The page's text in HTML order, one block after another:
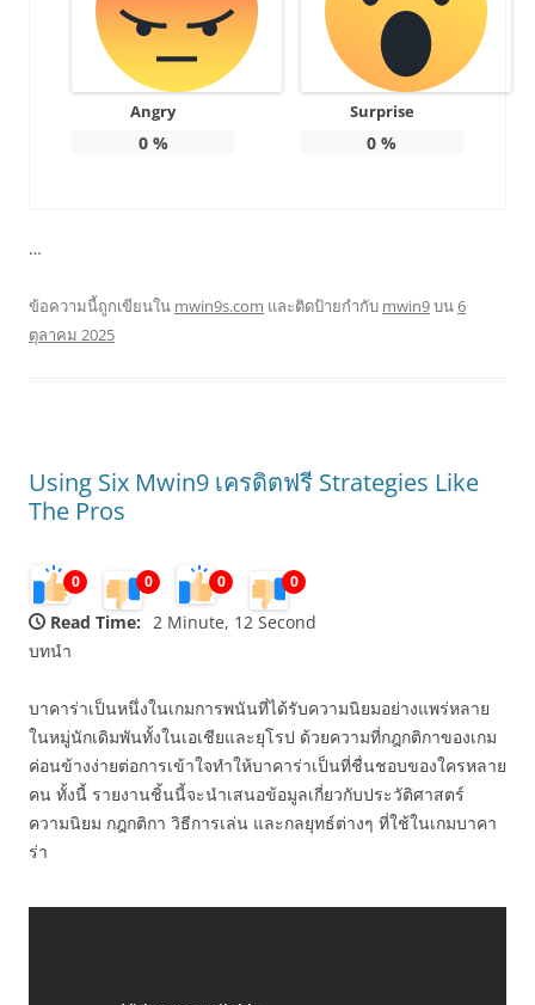
Angry
0%
Surprise
0 %
…
ข้อความนี้ถูกเขียนใน mwin9s.com และติดป้ายกำกับ mwin9บน6
ตุลาคม 2025
Using Six Mwin9 เครดิตฟรี Strategies Like
The Pros
0 0 0 0
Read Time: 2 Minute, 12 Second
บทนำ
บาคาร่าเป็นหนึ่งในเกมการพนันที่ได้รับความนิยมอย่างแพร่หลาย
ในหมู่นักเดิมพันทั้งในเอเชียและยุโรป ด้วยความที่กฎกติกาของเกม
ค่อนข้างง่ายต่อการเข้าใจทำให้บาคาร่าเป็นที่ชื่นชอบของใครหลาย
คน ทั้งนี้ รายงานชิ้นนี้จะนำเสนอข้อมูลเกี่ยวกับประวัติศาสตร์
ความนิยม กฎกติกา วิธีการเล่น และกลยุทธ์ต่างๆ ที่ใช้ในเกมบาคา
ร่า